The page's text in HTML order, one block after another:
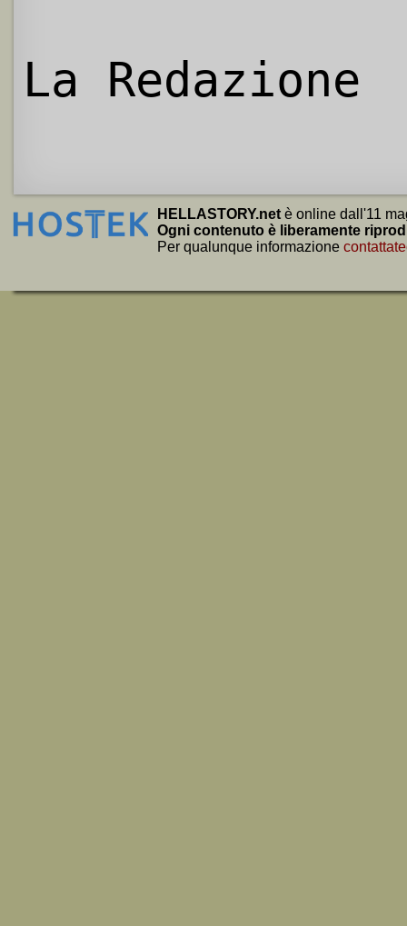
La Redazione
HELLASTORY.net è online dall'11
Ogni contenuto è liberamente
Per qualunque informazione